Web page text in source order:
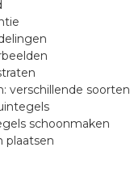
verschillende soorten
schoonmaken
plaatsen